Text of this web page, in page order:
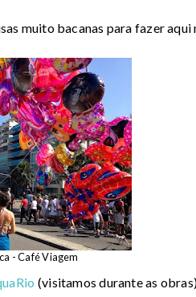
muito bacanas para fazer aqui
- Café Viagem
(visitamos durante as